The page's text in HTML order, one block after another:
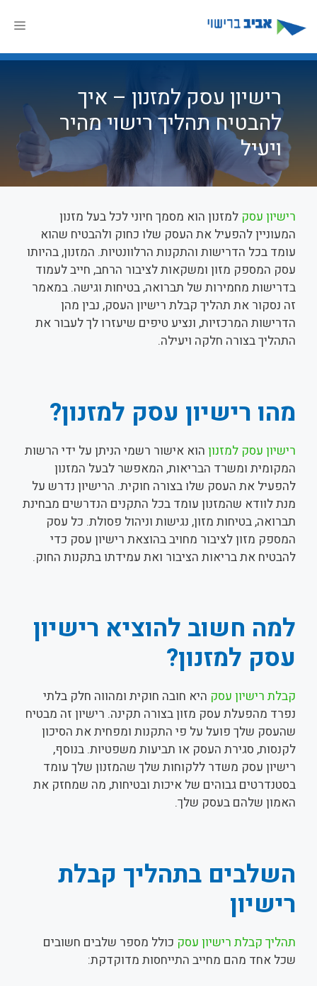
לתוכן
רישיון עסק למזנון – איך
להבטיח תהליך רישוי מהיר
ויעיל
רישיון עסק למזנון הוא מסמך חיוני לכל בעל מזנון
המעוניין להפעיל את העסק שלו כחוק ולהבטיח שהוא
עומד בכל הדרישות והתקנות הרלוונטיות. המזנון, בהיותו
עסק המספק מזון ומשקאות לציבור הרחב, חייב לעמוד
בדרישות מחמירות של תברואה, בטיחות וגישה. במאמר
זה נסקור את תהליך קבלת רישיון העסק, נבין מהן
הדרישות המרכזיות, ונציע טיפים שיעזרו לך לעבור את
התהליך בצורה חלקה ויעילה.
מהו רישיון עסק למזנון?
רישיון עסק למזנון הוא אישור רשמי הניתן על ידי הרשות
המקומית ומשרד הבריאות, המאפשר לבעל המזנון
להפעיל את העסק שלו בצורה חוקית. הרישיון נדרש על
מנת לוודא שהמזנון עומד בכל התקנים הנדרשים מבחינת
תברואה, בטיחות מזון, נגישות וניהול פסולת. כל עסק
המספק מזון לציבור מחויב בהוצאת רישיון עסק כדי
להבטיח את בריאות הציבור ואת עמידתו בתקנות החוק.
למה חשוב להוציא רישיון
עסק למזנון?
קבלת רישיון עסק היא חובה חוקית ומהווה חלק בלתי
נפרד מהפעלת עסק מזון בצורה תקינה. רישיון זה מבטיח
שהעסק שלך פועל על פי התקנות ומפחית את הסיכון
לקנסות, סגירת העסק או תביעות משפטיות. בנוסף,
רישיון עסק משדר ללקוחות שלך שהמזנון שלך עומד
בסטנדרטים גבוהים של איכות ובטיחות, מה שמחזק את
האמון שלהם בעסק שלך.
השלבים בתהליך קבלת
רישיון
תהליך קבלת רישיון עסק כולל מספר שלבים חשובים
שכל אחד מהם מחייב התייחסות מדוקדקת: